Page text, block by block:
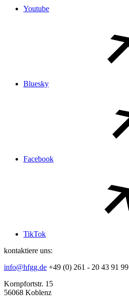
Youtube
Bluesky
Facebook
TikTok
kontaktiere uns:
info@hfgg.de +49 (0) 261 - 20 43 91 99
Kornpfortstr. 15
56068 Koblenz